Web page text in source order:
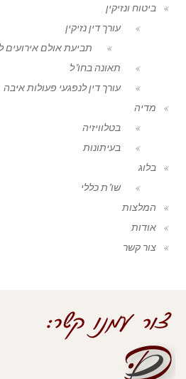
ביטוח ונזיקין
עורך דין נזיקין
תביעת אולם אירועים
תאונה בחו"ל
עורך דין לנפגעי פעולות איבה
מדיה
בטלוויזיה
בעיתונות
בלוג
שו"ת כללי
המלצות
אודות
צור קשר